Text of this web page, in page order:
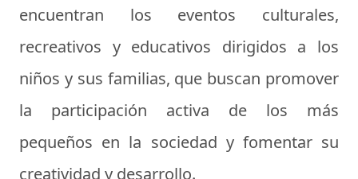
encuentran los eventos culturales,
recreativos y educativos dirigidos a los
niños y sus familias, que buscan promover
la participación activa de los más
pequeños en la sociedad y fomentar su
creatividad y desarrollo.